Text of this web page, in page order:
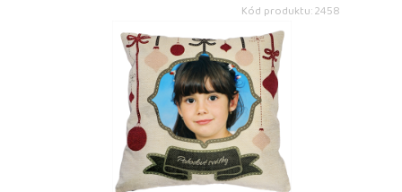
Kód produktu: 2458